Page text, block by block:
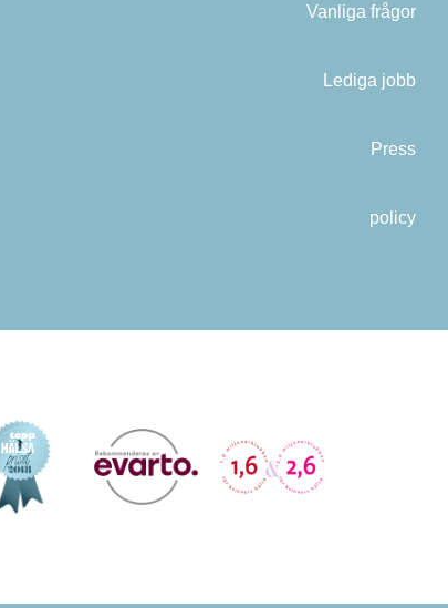
Vanliga frågor
Lediga jobb
Press
policy